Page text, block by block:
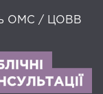
ОМС / ЦОВВ